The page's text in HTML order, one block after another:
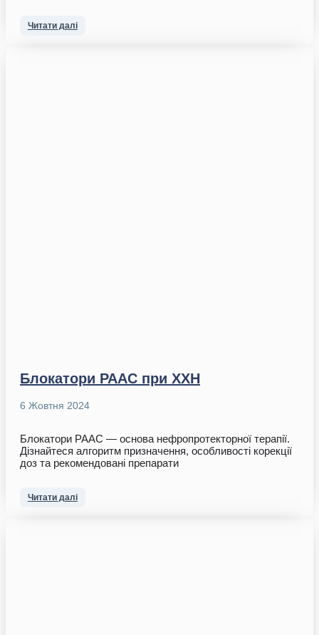
Читати далі
Блокатори РААС при ХХН
6 Жовтня 2024
Блокатори РААС — основа нефропротекторної терапії.
Дізнайтеся алгоритм призначення, особливості корекції
доз та рекомендовані препарати
Читати далі